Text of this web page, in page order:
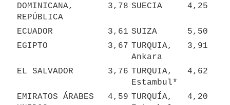
DOMINICANA,
REPÚBLICA
3,78 SUECIA 4,25
ECUADOR 3,61 SUIZA
5,50
EGIPTO
3,67 TURQUIA,
Ankara
3,91
EL SALVADOR 3,76 TURQUIA,
Estambul*
4,62
EMIRATOS ÁRABES
4,59 TURQUÍA,
4,20